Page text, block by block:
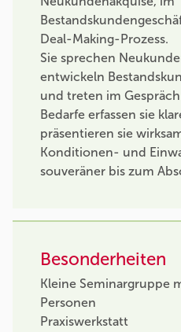
Deal-Making-Prozess.
Sie sprechen
entwickeln
und treten im
Bedarfe erfassen sie
präsentieren sie
Konditionen- und
souveräner bis zum
Besonderheiten
Kleine Seminargruppe
Personen
Praxiswerkstatt